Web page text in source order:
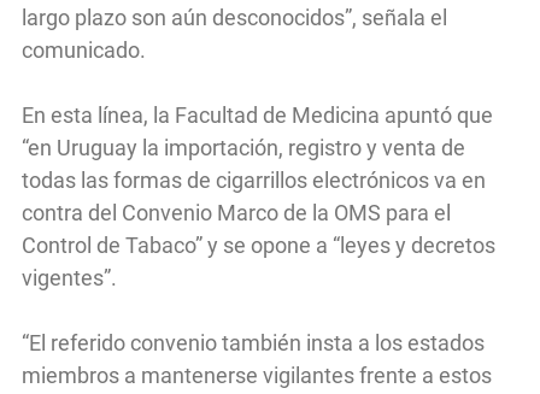
largo plazo son aún desconocidos”, señala el
comunicado.
En esta línea, la Facultad de Medicina apuntó que
“en Uruguay la importación, registro y venta de
todas las formas de cigarrillos electrónicos va en
contra del Convenio Marco de la OMS para el
Control de Tabaco” y se opone a “leyes y decretos
vigentes”.
“El referido convenio también insta a los estados
miembros a mantenerse vigilantes frente a estos